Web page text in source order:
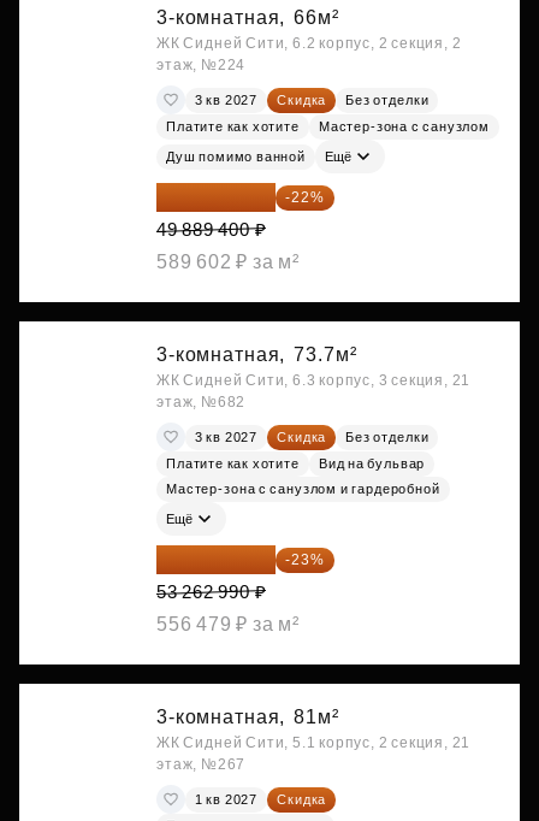
3-комнатная, 66м²
ЖК Сидней Сити, 6.2 корпус, 2 секция, 2
этаж, №224
3 кв 2027 Скидка
Без отделки
Платите как хотите
Мастер-зона с санузлом
Душ помимо ванной Ещё
38 913 732 ₽ -22%
49 889 400 ₽
589 602 ₽ за м²
3-комнатная, 73.7м²
ЖК Сидней Сити, 6.3 корпус, 3 секция, 21
этаж, №682
3 кв 2027 Скидка
Без отделки
Платите как хотите
Вид на бульвар
Мастер-зона с санузлом и гардеробной
Ещё
41 012 502 ₽ -23%
53 262 990 ₽
556 479 ₽ за м²
3-комнатная, 81м²
ЖК Сидней Сити, 5.1 корпус, 2 секция, 21
этаж, №267
1 кв 2027
Скидка